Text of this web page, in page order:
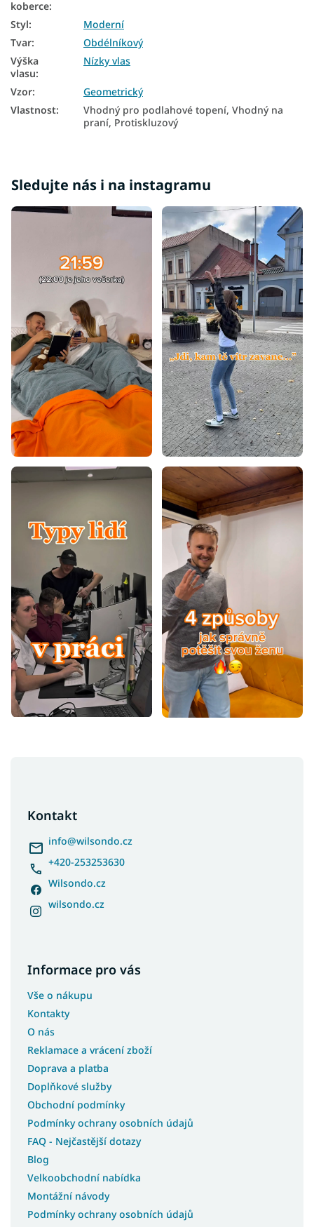
koberce:
Styl:
Moderní
Tvar:
Obdélníkový
Výška
vlasu:
Nízky vlas
Vzor:
Geometrický
Vlastnost:
Vhodný pro podlahové topení, Vhodný na
praní, Protiskluzový
Sledujte nás i na instagramu
Kontakt
info@wilsondo.cz
+420-253253630
Wilsondo.cz
wilsondo.cz
Informace pro vás
Vše o nákupu
Kontakty
O nás
Reklamace a vrácení zboží
Doprava a platba
Doplňkové služby
Obchodní podmínky
Podmínky ochrany osobních údajů
FAQ - Nejčastější dotazy
Blog
Velkoobchodní nabídka
Montážní návody
Podmínky ochrany osobních údajů